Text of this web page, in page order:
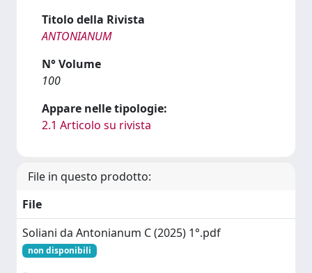
Titolo della Rivista
ANTONIANUM
N° Volume
100
Appare nelle tipologie:
2.1 Articolo su rivista
File in questo prodotto:
File
Soliani da Antonianum C (2025) 1°.pdf
non disponibili